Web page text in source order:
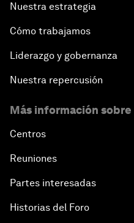
Nuestra estrategia
Cómo trabajamos
Liderazgo y gobernanza
Nuestra repercusión
Más información sobre
Centros
Reuniones
Partes interesadas
Historias del Foro